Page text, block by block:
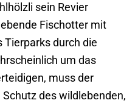
sein Revier
Fischotter mit
Tierparks durch die
um das
muss der
des wildlebenden,